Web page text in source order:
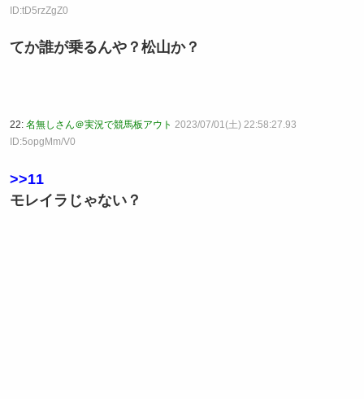
ID:tD5rzZgZ0
てか誰が乗るんや？松山か？
22: 名無しさん＠実況で競馬板アウト 2023/07/01(土) 22:58:27.93
ID:5opgMm/V0
>>11
モレイラじゃない？